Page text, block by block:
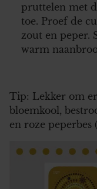
pruttelen met
toe. Proef de
zout en peper.
warm
Tip: Lekker om
bloemkool,
en roze peperbes